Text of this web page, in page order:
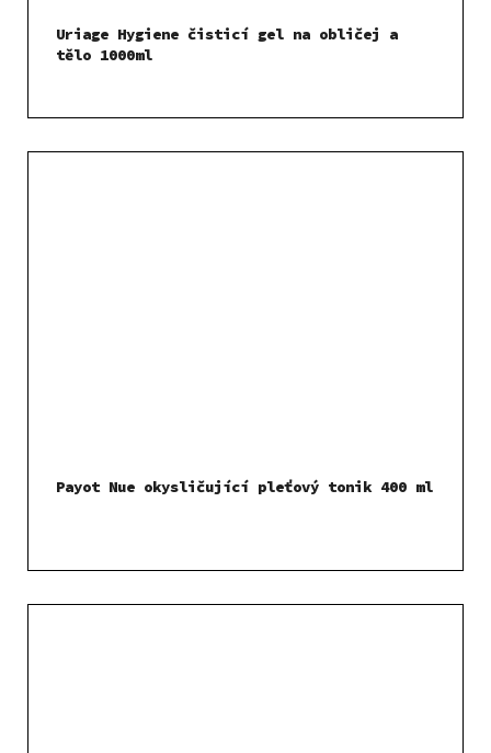
Uriage Hygiene čisticí gel na obličej a
tělo 1000ml
Payot Nue okysličující pleťový tonik 400 ml